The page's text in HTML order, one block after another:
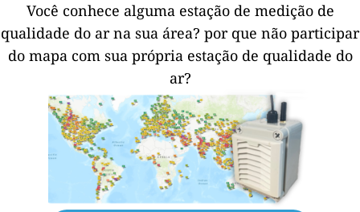
Você conhece alguma estação de medição de
qualidade do ar na sua área? por que não participar
do mapa com sua própria estação de qualidade do
ar?